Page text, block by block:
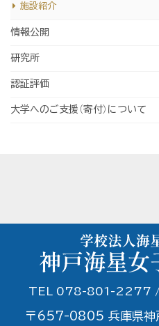
施設紹介
情報公開
研究所
認証評価
大学へのご支援（寄付）について
TEL 078-801-2277
〒657-0805 兵庫県